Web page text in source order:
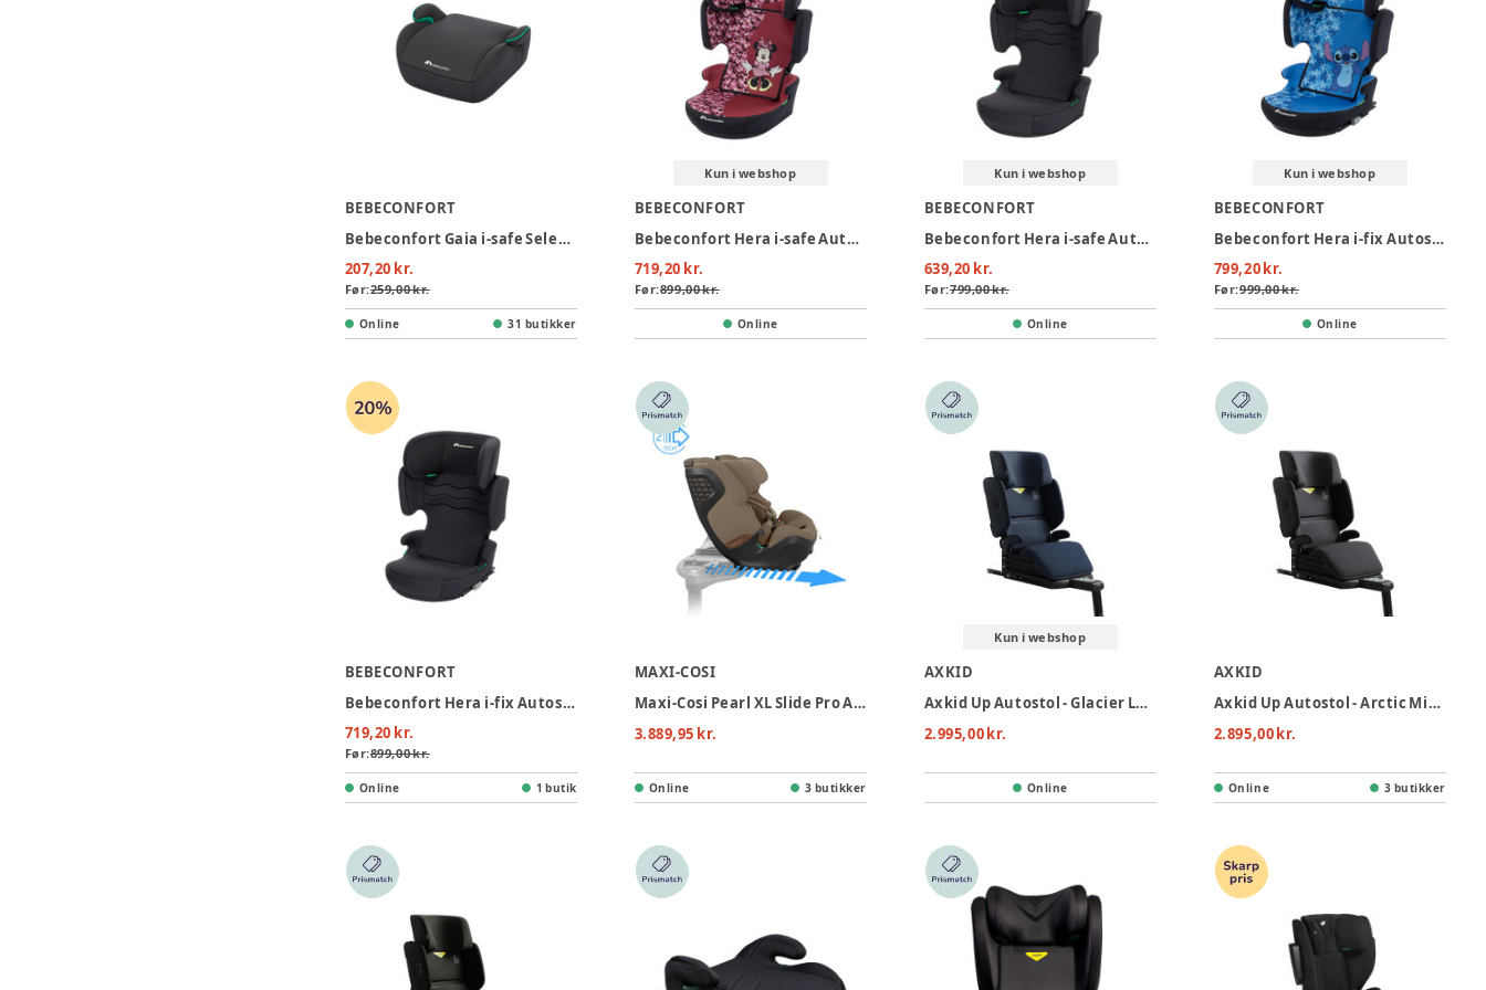
BEBECONFORT
Bebeconfort Gaia i-safe Selepude - Mineral Graphite
207,20 kr.
Før:259,00 kr.
Online 31 butikker
Kun i webshop
BEBECONFORT
Bebeconfort Hera i-safe Autostol - Fun Minnie
719,20 kr.
Før:899,00 kr.
Online
Kun i webshop
BEBECONFORT
Bebeconfort Hera i-safe Autostol - Mineral Black
639,20 kr.
Før:799,00 kr.
Online
Kun i webshop
BEBECONFORT
Bebeconfort Hera i-fix Autostol - Fun Stitch
799,20 kr.
Før:999,00 kr.
Online
BEBECONFORT
Bebeconfort Hera i-fix Autostol - Mineral Black
719,20 kr.
Før:899,00 kr.
Online 1 butik
MAXI-COSI
Maxi-Cosi Pearl XL Slide Pro Autostol - Authentic Truffle
3.889,95 kr.
Online 3 butikker
Kun i webshop
AXKID
Axkid Up Autostol - Glacier Lake Blue
2.995,00 kr.
Online
AXKID
Axkid Up Autostol - Arctic Mist Grey
2.895,00 kr.
Online 3 butikker